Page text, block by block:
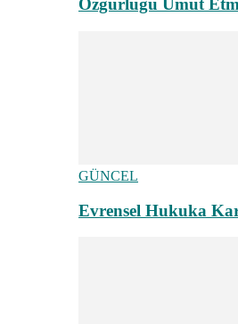
Özgürlüğü Umut
GÜNCEL
Evrensel Hukuka